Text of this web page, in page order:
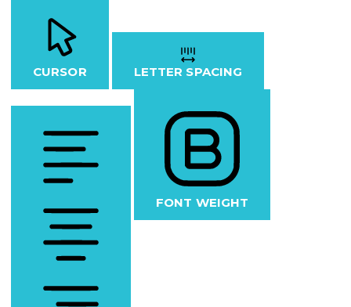
CURSOR LETTER SPACING
FONT WEIGHT